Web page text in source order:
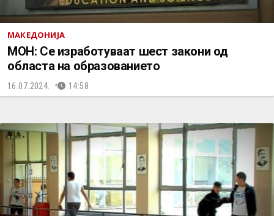
МАКЕДОНИЈА
МОН: Се изработуваат шест закони од
областа на образованието
16.07.2024. 14:58